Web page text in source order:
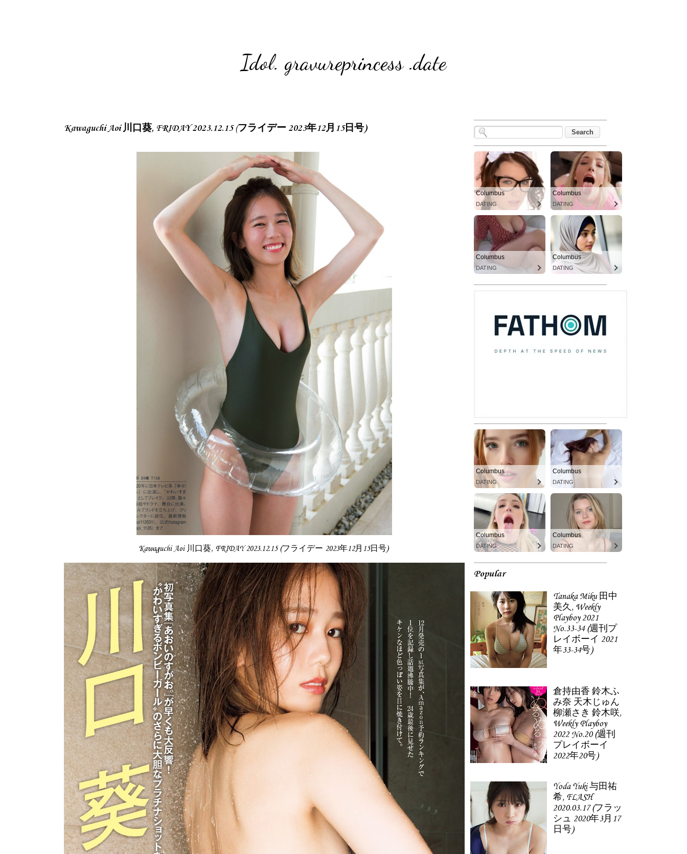
Idol. gravureprincess .date
Kawaguchi Aoi 川口葵, FRIDAY 2023.12.15 (フライデー 2023年12月15日号)
Kawaguchi Aoi 川口葵, FRIDAY 2023.12.15 (フライデー 2023年12月15日号)
Columbus
DATING
Columbus
DATING
Columbus
DATING
Columbus
DATING
Columbus
DATING
Columbus
DATING
Columbus
DATING
Columbus
DATING
Popular
Tanaka Miku 田中
美久, Weekly
Playboy 2021
No.33-34 (週刊プ
レイボーイ 2021
年33-34号)
倉持由香 鈴木ふ
み奈 天木じゅん
柳瀬さき 鈴木咲,
Weekly Playboy
2022 No.20 (週刊
プレイボーイ
2022年20号)
Yoda Yuki 与田祐
希, FLASH
2020.03.17 (フラッ
シュ 2020年3月17
日号)